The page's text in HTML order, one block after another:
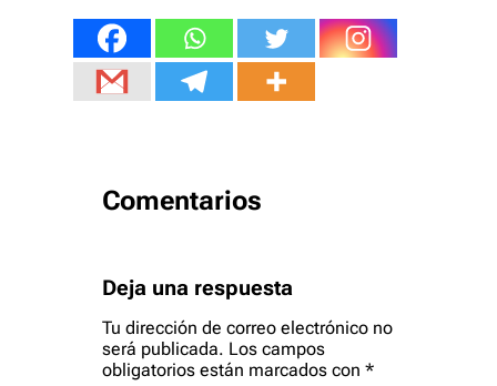
Comentarios
Deja una respuesta
Tu dirección de correo electrónico no
será publicada. Los campos
obligatorios están marcados con *